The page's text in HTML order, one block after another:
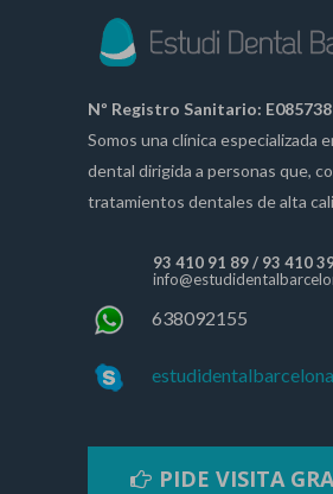
Nº Registro Sanitario:
Somos una clínica especializada
dental dirigida a personas que,
tratamientos dentales de alta
93 410 91 89/ 93 410
638092155
estudidentalbarcelona
PIDE VISITA